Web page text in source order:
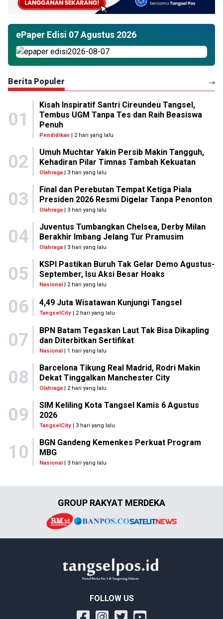
ePaper Edisi 07 Agustus 2026
Berita Populer
01
Kisah Inspiratif Santri Cireundeu Tangsel,
Tembus UGM Tanpa Tes dan Raih Beasiswa
Penuh
Pendidikan | 2 hari yang lalu
02
Umuh Muchtar Yakin Persib Makin Tangguh,
Kehadiran Pilar Timnas Tambah Kekuatan
Olahraga| 3 hari yang lalu
03
Final dan Perebutan Tempat Ketiga Piala
Presiden 2026 Resmi Digelar Tanpa Penonton
Olahraga| 3 hari yang lalu
04
Juventus Tumbangkan Chelsea, Derby Milan
Berakhir Imbang Jelang Tur Pramusim
Olahraga| 3 hari yang lalu
05
KSPI Pastikan Buruh Tak Gelar Demo Agustus-
September, Isu Aksi Besar Hoaks
Nasional| 2 hari yang lalu
06 4,49 Juta Wisatawan Kunjungi Tangsel
TangselCity | 2 hari yang lalu
07
BPN Batam Tegaskan Laut Tak Bisa Dikapling
dan Diterbitkan Sertifikat
Nasional| 1 hari yang lalu
08
Barcelona Tikung Real Madrid, Rodri Makin
Dekat Tinggalkan Manchester City
Olahraga| 2 hari yang lalu
09
SIM Keliling Kota Tangsel Kamis 6 Agustus
2026
TangselCity| 3 hari yang lalu
10
BGN Gandeng Kemenkes Perkuat Program
MBG
Nasional| 3 hari yang lalu
GROUP RAKYAT MERDEKA
FOLLOW US